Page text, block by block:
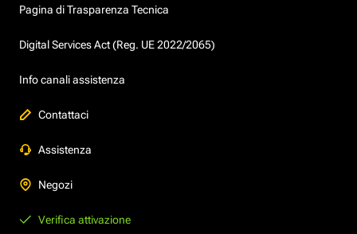
Pagina di Trasparenza Tecnica
Digital Services Act (Reg. UE 2022/2065)
Info canali assistenza
Contattaci
Assistenza
Negozi
Verifica attivazione